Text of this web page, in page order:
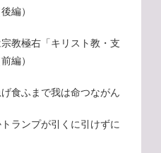
編）
教極右「キリスト教・支
編）
食ふまで我は命つながん
ランプが引くに引けずに